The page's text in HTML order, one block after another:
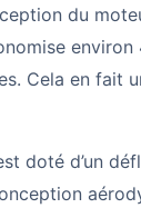
du
Cela en fait
doté d’un